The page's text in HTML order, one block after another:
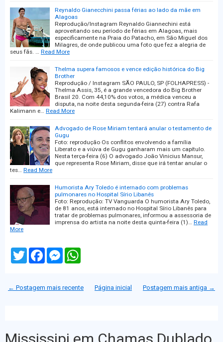
Reynaldo Gianecchini passa férias ao lado da mãe em
Alagoas
Reprodução/Instagram Reynaldo Giannechini está
aproveitando seu período de férias em Alagoas, mais
especificamente na Praia do Patacho, em São Miguel dos
Milagres, de onde publicou uma foto que fez a alegria de
seus fãs. … Read More
Thelma supera famosos e vence edição histórica do Big
Brother
Reprodução / Instagram SÃO PAULO, SP (FOLHAPRESS) -
Thelma Assis, 35, é a grande vencedora do Big Brother
Brasil 20. Com 44,10% dos votos, a médica venceu a
disputa, na noite desta segunda-feira (27) contra Rafa
Kalimann e… Read More
Advogado de Rose Miriam tentará anular o testamento de
Gugu
Foto: reprodução Os conflitos envolvendo a família
Liberato e a viúva de Gugu ganharam mais um capítulo.
Nesta terça-feira (6) O advogado João Vinicius Mansur,
que representa Rose Miriam, disse que irá tentar anular o
tes… Read More
Humorista Ary Toledo é internado com problemas
pulmonares no Hospital Sírio Libanês
Foto: Reprodução: TV Vanguarda O humorista Ary Toledo,
de 81 anos, está internado no Hospital Sírio Libanês para
tratar de problemas pulmonares, informou a assessoria de
imprensa do artista na noite desta quinta-feira (1)… Read
More
T
w
e
F
o
M
n
A
← Postagem mais recente Postagem mais antiga →
Página inicial